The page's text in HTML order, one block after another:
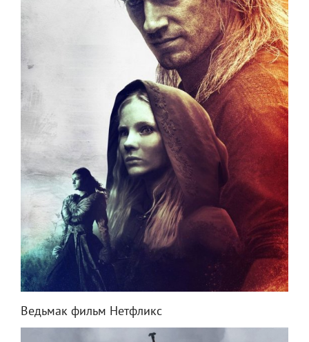
Ведьмак фильм Нетфликс